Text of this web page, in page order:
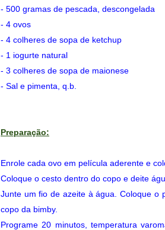
- 500 gramas de pescada, descongelada
- 4 ovos
- 4 colheres de sopa de ketchup
- 1 iogurte natural
- 3 colheres de sopa de maionese
- Sal e pimenta, q.b.
Preparação:
Enrole cada ovo em película aderente e
Coloque o cesto dentro do copo e deite
Junte um fio de azeite à água. Coloque o
copo da bimby.
Programe 20 minutos, temperatura